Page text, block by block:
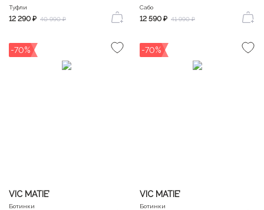
Туфли
12 290 ₽ 40 990 ₽
Сабо
12 590 ₽ 41 990 ₽
-70%
VIC MATIE’
Ботинки
-70%
VIC MATIE’
Ботинки